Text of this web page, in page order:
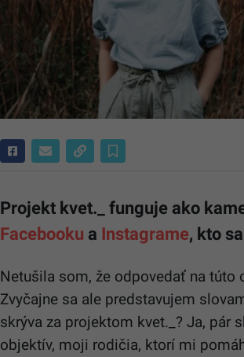
Projekt kvet._ funguje ako
Facebooku a Instagrame, kto
Netušila som, že odpovedať na túto
Zvyčajne sa ale predstavujem
skrýva za projektom kvet._? Ja, pár
objektív, moji rodičia, ktorí mi